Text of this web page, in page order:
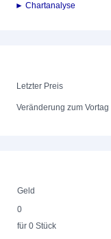
► Chartanalyse
Letzter Preis
Veränderung zum Vortag
Geld
0
für 0 Stück